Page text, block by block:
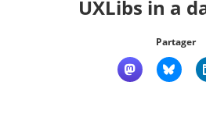
UXLibs in a
Partager